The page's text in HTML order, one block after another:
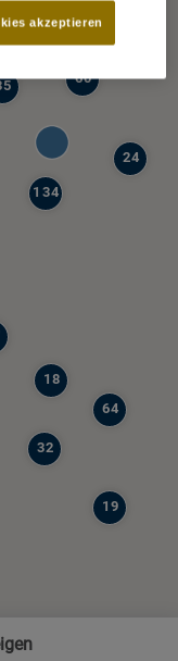
64
134
19
60
18
32
24
akzeptieren